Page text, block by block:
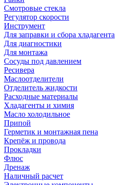
Смотровые стекла
Регулятор скорости
Инструмент
Для заправки и сбора хладагента
Для диагностики
Для монтажа
Сосуды под давлением
Ресивера
Маслоотделители
Отделитель жидкости
Расходные материалы
Хладагенты и химия
Масло холодильное
Припой
Герметик и монтажная пена
Крепёж и провода
Прокладки
Флюс
Дренаж
Наличный расчет